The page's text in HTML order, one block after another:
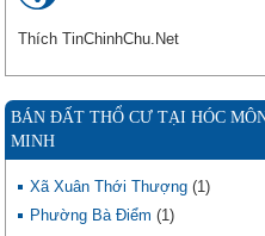
Thích TinChinhChu.Net
BÁN ĐẤT THỔ CƯ TẠI HÓC
MINH
Xã Xuân Thới Thượng (1)
Phường Bà Điểm (1)